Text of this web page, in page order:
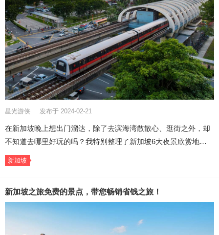
星光游侠 发布于 2024-02-21
在新加坡晚上想出门溜达，除了去滨海湾散散心、逛街之外，却
不知道去哪里好玩的吗？我特别整理了新加坡6大夜景欣赏地…
新加坡
新加坡之旅免费的景点，带您畅销省钱之旅！